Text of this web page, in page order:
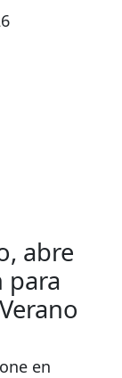
abre
para
en